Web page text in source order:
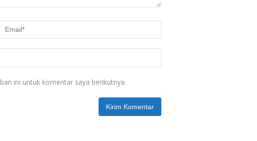
ini untuk komentar saya berikutnya.